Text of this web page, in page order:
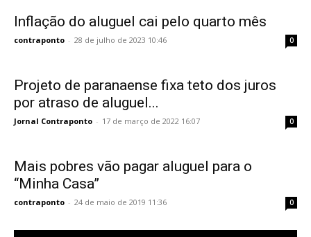
Inflação do aluguel cai pelo quarto mês
contraponto - 28 de julho de 2023 10:46 0
Projeto de paranaense fixa teto dos juros
por atraso de aluguel...
Jornal Contraponto - 17 de março de 2022 16:07 0
Mais pobres vão pagar aluguel para o
“Minha Casa”
contraponto - 24 de maio de 2019 11:36 0